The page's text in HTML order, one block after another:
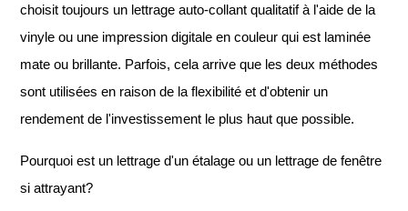
choisit toujours un lettrage auto-collant qualitatif à l'aide de la
vinyle ou une impression digitale en couleur qui est laminée
mate ou brillante. Parfois, cela arrive que les deux méthodes
sont utilisées en raison de la flexibilité et d'obtenir un
rendement de l'investissement le plus haut que possible.
Pourquoi est un lettrage d'un étalage ou un lettrage de fenêtre
si attrayant?